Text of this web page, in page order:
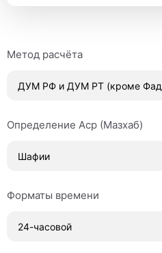
Метод расчёта
Определение Аср (Мазхаб)
Форматы времени